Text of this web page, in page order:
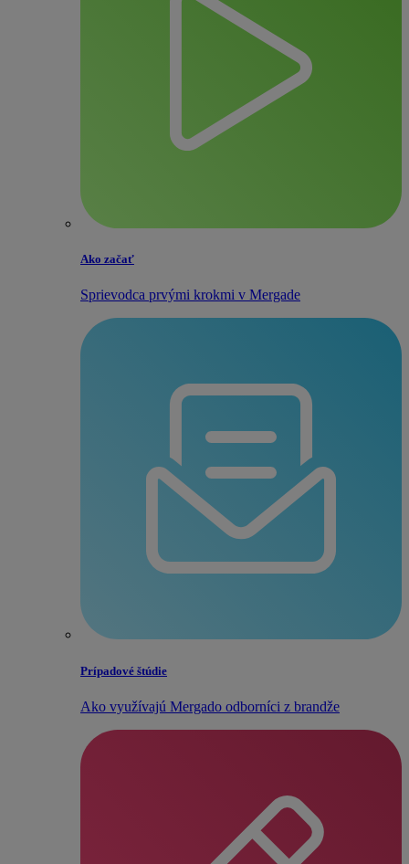
Ako začať
Sprievodca prvými krokmi v Mergade
Prípadové štúdie
Ako využívajú Mergado odborníci z brandže